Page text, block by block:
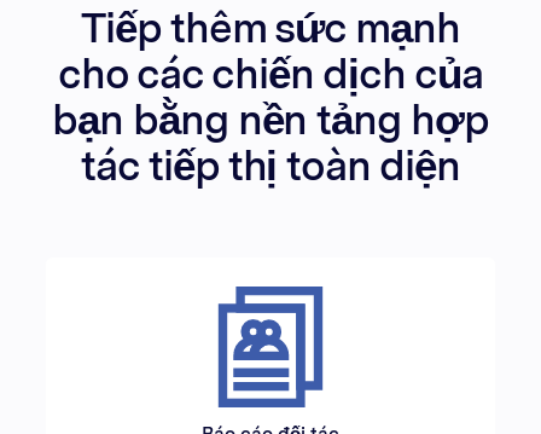
Tiếp thêm sức mạnh
cho các chiến dịch của
bạn bằng nền tảng hợp
tác tiếp thị toàn diện